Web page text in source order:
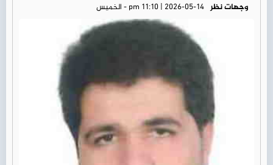
وجهات نظر pm 11:10 | 2026-05-14 - الخميس